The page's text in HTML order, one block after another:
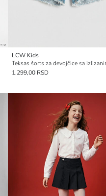
LCW Kids
1.299,00 RSD